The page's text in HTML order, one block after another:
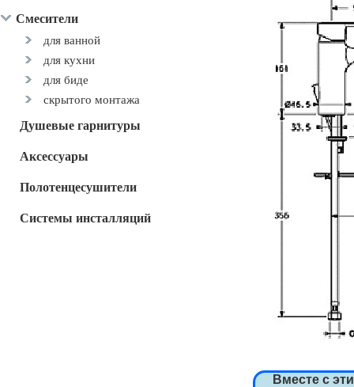
Смесители
для ванной
для кухни
для биде
скрытого монтажа
Душевые гарнитуры
Аксессуары
Полотенцесушители
Системы инсталляций
Вместе с